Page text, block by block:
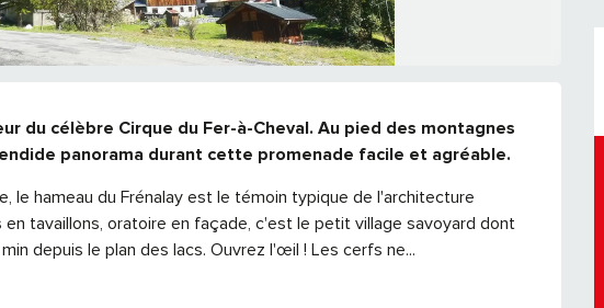
du célèbre Cirque du Fer-à-Cheval. Au pied des montagnes
panorama durant cette promenade facile et agréable.
le hameau du Frénalay est le témoin typique de l'architecture
tavaillons, oratoire en façade, c'est le petit village savoyard dont
depuis le plan des lacs. Ouvrez l'œil ! Les cerfs ne...